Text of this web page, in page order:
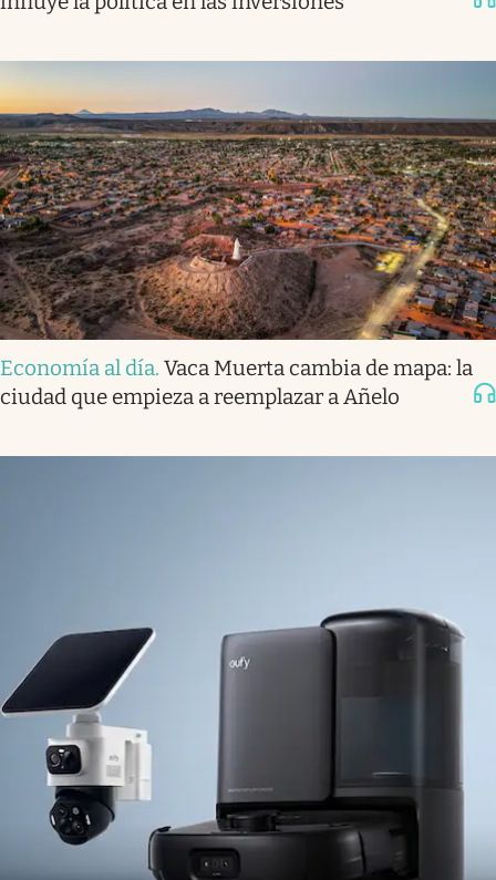
Economía al día. Vaca Muerta cambia de mapa: la
ciudad que empieza a reemplazar a Añelo